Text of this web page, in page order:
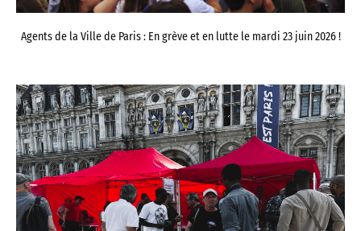
Agents de la Ville de Paris : En grève et en lutte le mardi 23 juin 2026 !